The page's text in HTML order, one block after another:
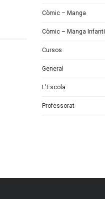
Còmic – Manga
Còmic – Manga Infantil
Cursos
General
L'Escola
Professorat